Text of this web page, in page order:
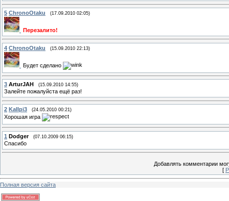
5 ChronoOtaku (17.09.2010 02:05)
Перезалито!
4 ChronoOtaku (15.09.2010 22:13)
Будет сделано
3 ArturJAH (15.09.2010 14:55)
Залейте пожалуйста ещё раз!
2 KaIIpi3 (24.05.2010 00:21)
Хорошая игра
1 Dodger (07.10.2009 06:15)
Спасибо
Добавлять комментарии
[
Полная версия сайта